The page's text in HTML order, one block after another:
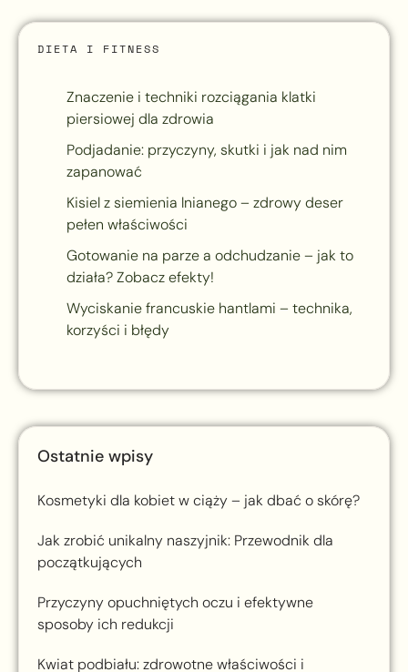
DIETA I FITNESS
Znaczenie i techniki rozciągania klatki
piersiowej dla zdrowia
Podjadanie: przyczyny, skutki i jak nad nim
zapanować
Kisiel z siemienia lnianego – zdrowy deser
pełen właściwości
Gotowanie na parze a odchudzanie – jak to
działa? Zobacz efekty!
Wyciskanie francuskie hantlami – technika,
korzyści i błędy
Ostatnie wpisy
Kosmetyki dla kobiet w ciąży – jak dbać o skórę?
Jak zrobić unikalny naszyjnik: Przewodnik dla
początkujących
Przyczyny opuchniętych oczu i efektywne
sposoby ich redukcji
Kwiat podbiału: zdrowotne właściwości i